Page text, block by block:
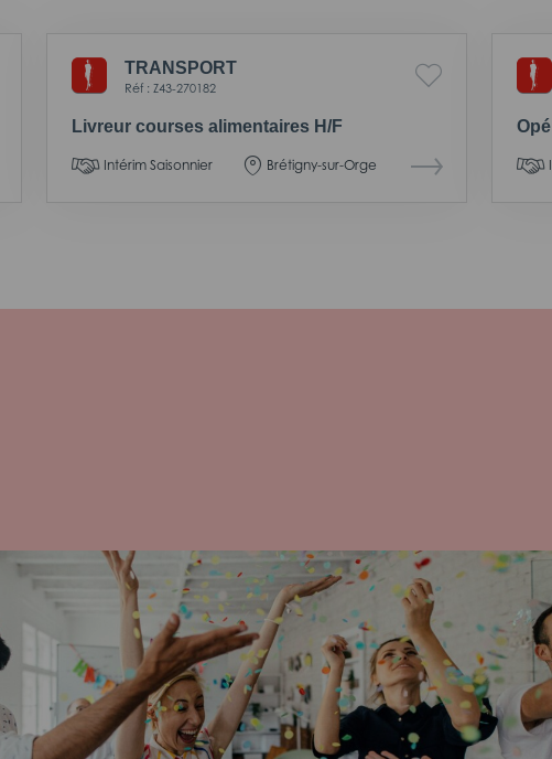
TRANSPORT
Réf : Z43-270182
Livreur courses alimentaires H/F
Intérim Saisonnier Brétigny-sur-Orge